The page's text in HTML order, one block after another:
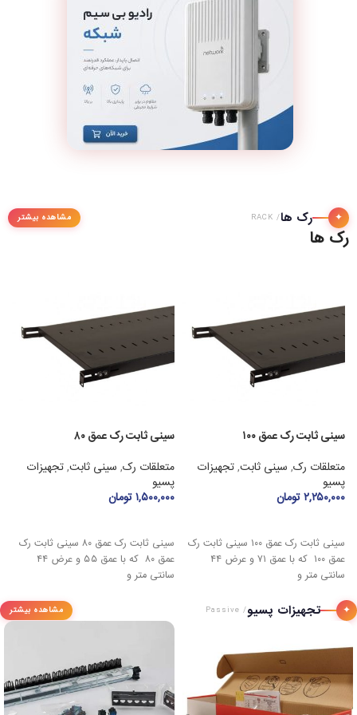
✦ رک ها/ RACK مشاهده بیشتر
رک ها
سینی ثابت رک عمق ۱۰۰
متعلقات رک, سینی ثابت,تجهیزات
پسیو
۲,۲۵۰,۰۰۰تومان
سینی ثابت رک عمق ۱۰۰ سینی ثابت رک
عمق ۱۰۰ که با عمق ۷۱ و عرض ۴۴
سانتی متر و
سینی ثابت رک عمق ۸۰
متعلقات رک, سینی ثابت,تجهیزات
پسیو
۱,۵۰۰,۰۰۰تومان
سینی ثابت رک عمق ۸۰ سینی ثابت رک
عمق ۸۰ که با عمق ۵۵ و عرض ۴۴
سانتی متر و
✦ تجهیزات پسیو/ Passive مشاهده بیشتر